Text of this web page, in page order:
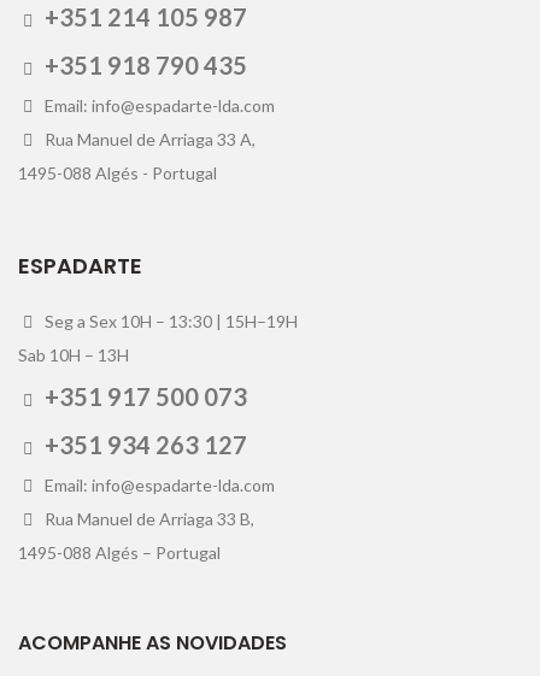
+351 214 105 987
+351 918 790 435
Email: info@espadarte-lda.com
Rua Manuel de Arriaga 33 A,
1495-088 Algés - Portugal
ESPADARTE
Seg a Sex 10H – 13:30 | 15H–19H
Sab 10H – 13H
+351 917 500 073
+351 934 263 127
Email: info@espadarte-lda.com
Rua Manuel de Arriaga 33 B,
1495-088 Algés – Portugal
ACOMPANHE AS NOVIDADES